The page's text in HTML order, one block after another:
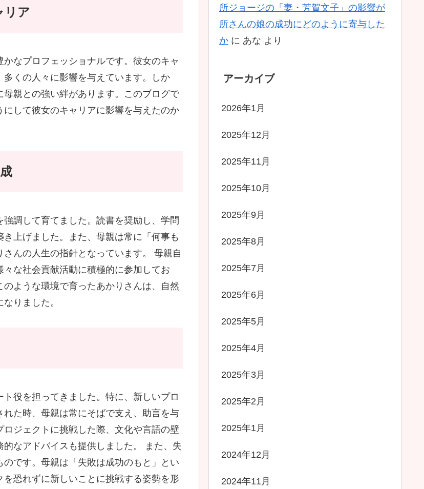
リア
なプロフェッショナルです。彼女のキャ
くの人々に影響を与えています。しか
親との強い絆があります。このブログで
して彼女のキャリアに影響を与えたのか
調して育てました。読書を奨励し、学問
上げました。また、母親は常に「何事も
んの人生の指針となっています。 母親自
な社会貢献活動に積極的に参加してお
ような環境で育ったあかりさんは、自然
りました。
役を担ってきました。特に、新しいプロ
た時、母親は常にそばで支え、助言を与
ジェクトに挑戦した際、文化や言語の壁
なアドバイスも提供しました。 また、失
です。母親は「失敗は成功のもと」とい
恐れずに新しいことに挑戦する姿勢を形
所ジョージの「妻・芳賀文子」の影響が
所さんの娘の成功にどのように寄与した
か に あな より
アーカイブ
2026年1月
2025年12月
2025年11月
2025年10月
2025年9月
2025年8月
2025年7月
2025年6月
2025年5月
2025年4月
2025年3月
2025年2月
2025年1月
2024年12月
2024年11月